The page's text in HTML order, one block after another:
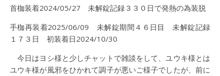
首枷装着2024/05/27 未解錠記録３３０日で発熱の為装脱
手枷再装着2025/06/09 未解錠期間４６日目 未解錠記録
１７３日 初装着日2024/10/30
今日はヨシ様と少しチャットで雑談をして、ユウキ様とは
ユウキ様が風邪をひかれて調子が悪いご様子でしたが、前に